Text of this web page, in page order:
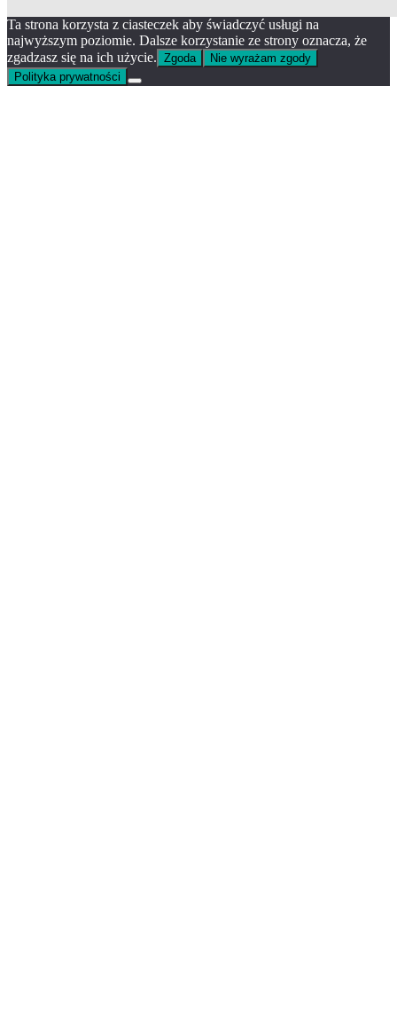
Ta strona korzysta z ciasteczek aby świadczyć usługi na
najwyższym poziomie. Dalsze korzystanie ze strony oznacza, że
zgadzasz się na ich użycie. Zgoda
Nie wyrażam zgody
Polityka prywatności